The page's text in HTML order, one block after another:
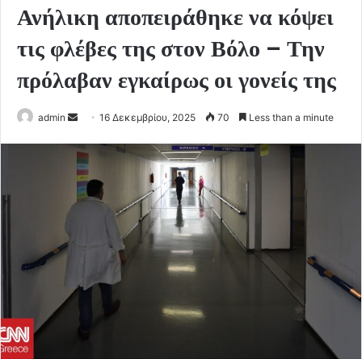
Ανήλικη αποπειράθηκε να κόψει
τις φλέβες της στον Βόλο – Την
πρόλαβαν εγκαίρως οι γονείς της
admin
Send
email
16 Δεκεμβρίου, 2025 70 Less than a minute